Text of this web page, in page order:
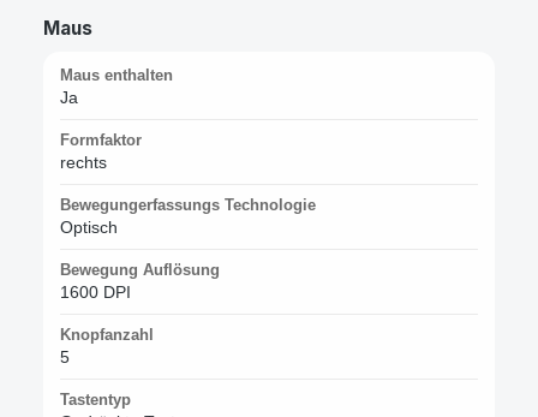
Maus
Maus enthalten
Ja
Formfaktor
rechts
Bewegungerfassungs Technologie
Optisch
Bewegung Auflösung
1600 DPI
Knopfanzahl
5
Tastentyp